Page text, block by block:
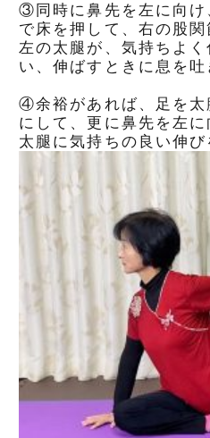
③同時に鼻先を左に向け
で床を押して、右の股関
左の太腿が、気持ちよ
い、伸ばすときに息を吐
④余裕があれば、足を太
にして、更に鼻先を左に
太腿に気持ちの良い伸び